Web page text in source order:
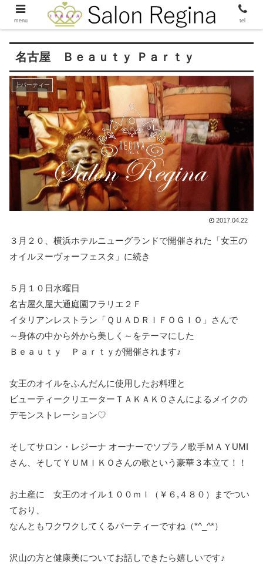
名古屋 Ｂｅａｕｔｙ Ｐａｒｔｙ
┣パーティー
2017.04.22
３月２０、横浜ホテルニューグランドで開催された「女王の
オイルヌーヴォーフェスタ」に続き
５月１０日水曜日
名古屋久屋大通庭園フラリエ２Ｆ
イタリアンレストラン「ＱＵＡＤＲＩＦＯＧＩＯ」さんで
～身体の中から外から美しく～をテーマにした
Ｂｅａｕｔｙ Ｐａｒｔｙが開催されます♪
女王のオイルをふんだんに使用したお料理と
ビューティークリエーターＴＡＫＡＫＯさんによるメイクの
デモンストレーション♡
そしてサロン・レジーナ オーナーでソプラノ歌手ＭＡＹUMI
さん、そしてＹＵＭＩＫＯさんの歌という豪華３本立て！！
お土産に 女王のオイル１００ｍｌ（￥６,４８０）までつい
ており、
なんともワクワクしてくるパーティーですね（*^_^*）
沢山の方と健康美についてお話しできたら嬉しいです♪
menu tel